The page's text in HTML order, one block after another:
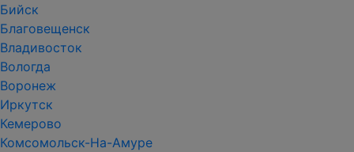
Бийск
Благовещенск
Владивосток
Вологда
Воронеж
Иркутск
Кемерово
Комсомольск-На-Амуре